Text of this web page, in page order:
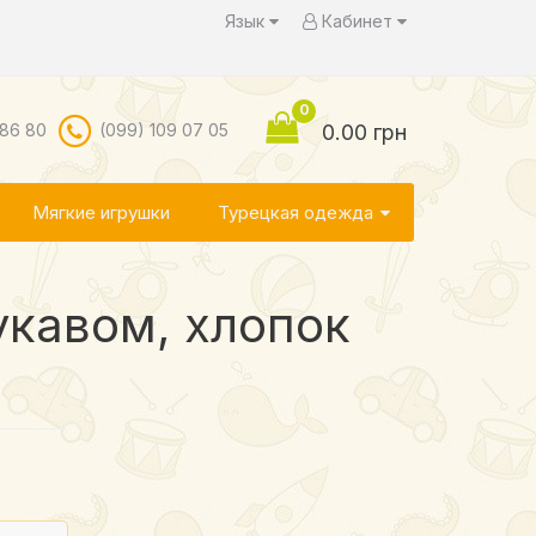
Язык Кабинет
80 (099) 109 07 05
0
0.00 грн
Мягкие игрушки Турецкая одежда
хлопок